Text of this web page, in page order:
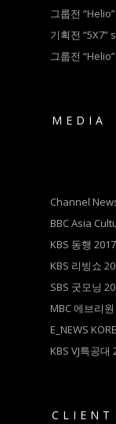
그룹전
기획전 “5X7”
그룹전
MEDIA
Channel
BBC Asia
KBS 동행 2017
KBS 리빙쇼
SBS 굿모닝
MBC 에브리원
E_NEWS
KBS VJ특공대
CLIENT